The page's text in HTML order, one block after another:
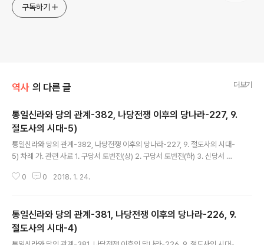
구독하기
역사 의 다른 글 더보기
통일신라와 당의 관계-382, 나당전쟁 이후의 당나라-227, 9.
절도사의 시대-5)
통일신라와 당의 관계-382, 나당전쟁 이후의 당나라-227, 9. 절도사의 시대-
5) 차례 가. 관련 사료 1. 구당서 토번전(상) 2. 구당서 토번전(하) 3. 신당서 토
기 8. 구당서 거란전 9. 신당서 거란전 10. 구당서 발해전 11. 신..
0 0 2018. 1. 24.
통일신라와 당의 관계-381, 나당전쟁 이후의 당나라-226, 9.
절도사의 시대-4)